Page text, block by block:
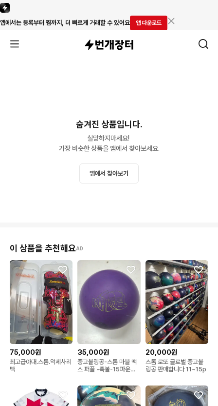
앱에서는 등록부터 찜까지, 더 빠르게 거래할 수 있어요 앱 다운로드
숨겨진 상품입니다.
실망하지마세요!
가장 비슷한 상품을 앱에서 찾아보세요.
앱에서 찾아보기
이 상품을 추천해요AD
75,000원
최고급아대.스톰.악세사리
빽
35,000원
중고볼링공-스톰 마블 맥
스 퍼플 -훅볼-15파운드-
20,000원
스톰 로또 글로벌 중고볼
링공 판매합니다 11~15p